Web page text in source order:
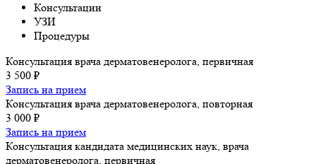
Консультации
УЗИ
Процедуры
Консультация врача дерматовенеролога, первичная
3 500 ₽
Запись на прием
Консультация врача дерматовенеролога, повторная
3 000 ₽
Запись на прием
Консультация кандидата медицинских наук, врача
дерматовенеролога, первичная